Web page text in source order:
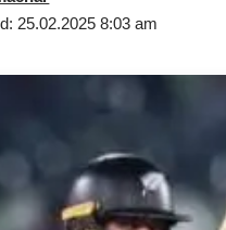
25.02.2025 8:03 am